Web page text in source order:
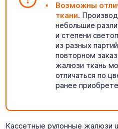
Возможны
ткани.
небольшие
и степени
из разных
повторном
жалюзи ткань
отличаться по
ранее
Кассетные рулонные жалюзи